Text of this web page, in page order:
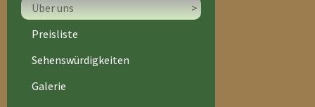
>
Über uns
Preisliste
Sehenswürdigkeiten
Galerie